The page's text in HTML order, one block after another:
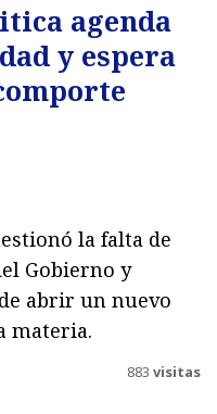
agenda
y espera
la falta de
Gobierno y
abrir un nuevo
materia.
883 visitas